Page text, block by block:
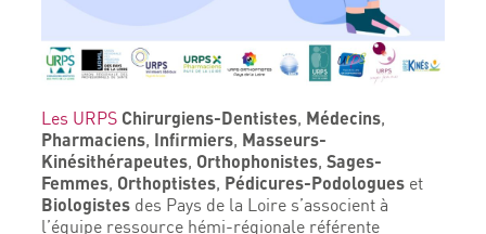
Les URPS Chirurgiens-Dentistes, Médecins,
Pharmaciens, Infirmiers, Masseurs-
Kinésithérapeutes, Orthophonistes,Sages-
Femmes, Orthoptistes, Pédicures-Podologues et
Biologistes des Pays de la Loire s’associent à
l’équipe ressource hémi-régionale référente